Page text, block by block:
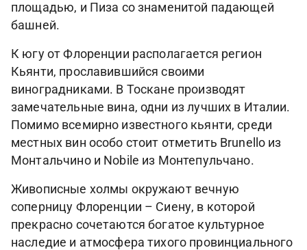
площадью, и Пиза со знаменитой падающей
башней.
К югу от Флоренции располагается регион
Кьянти, прославившийся своими
виноградниками. В Тоскане производят
замечательные вина, одни из лучших в Италии.
Помимо всемирно известного кьянти, среди
местных вин особо стоит отметить Brunello из
Монтальчино и Nobile из Монтепульчано.
Живописные холмы окружают вечную
соперницу Флоренции – Сиену, в которой
прекрасно сочетаются богатое культурное
наследие и атмосфера тихого провинциального